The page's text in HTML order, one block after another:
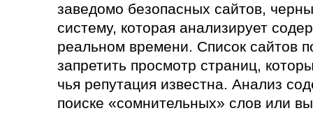
заведомо безопасных сайтов,
систему, которая анализирует
реальном времени. Список сайтов
запретить просмотр страниц,
чья репутация известна. Анализ
поиске «сомнительных» слов или